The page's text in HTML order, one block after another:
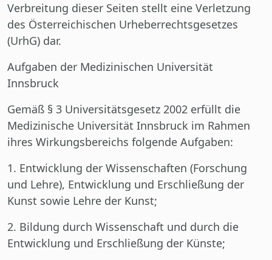
Verbreitung dieser Seiten stellt eine Verletzung
des Österreichischen Urheberrechtsgesetzes
(UrhG) dar.
Aufgaben der Medizinischen Universität
Innsbruck
Gemäß § 3 Universitätsgesetz 2002 erfüllt die
Medizinische Universität Innsbruck im Rahmen
ihres Wirkungsbereichs folgende Aufgaben:
1. Entwicklung der Wissenschaften (Forschung
und Lehre), Entwicklung und Erschließung der
Kunst sowie Lehre der Kunst;
2. Bildung durch Wissenschaft und durch die
Entwicklung und Erschließung der Künste;